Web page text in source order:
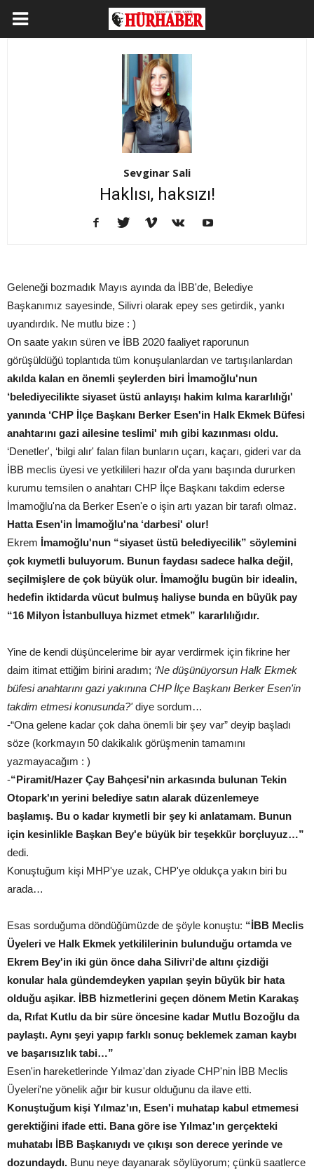
Sevginar Sali
Haklısı, haksızı!
Geleneği bozmadık Mayıs ayında da İBB'de, Belediye
Başkanımız sayesinde, Silivri olarak epey ses getirdik, yankı
uyandırdık. Ne mutlu bize : )
On saate yakın süren ve İBB 2020 faaliyet raporunun
görüşüldüğü toplantıda tüm konuşulanlardan ve tartışılanlardan
akılda kalan en önemli şeylerden biri İmamoğlu'nun
‘belediyecilikte siyaset üstü anlayışı hakim kılma kararlılığı'
yanında ‘CHP İlçe Başkanı Berker Esen'in Halk Ekmek Büfesi
anahtarını gazi ailesine teslimi' mıh gibi kazınması oldu.
‘Denetler', ‘bilgi alır' falan filan bunların uçarı, kaçarı, gideri var da
İBB meclis üyesi ve yetkilileri hazır ol'da yanı başında dururken
kurumu temsilen o anahtarı CHP İlçe Başkanı takdim ederse
İmamoğlu'na da Berker Esen'e o işin artı yazan bir tarafı olmaz.
Hatta Esen'in İmamoğlu'na ‘darbesi' olur!
Ekrem İmamoğlu'nun “siyaset üstü belediyecilik” söylemini
çok kıymetli buluyorum. Bunun faydası sadece halka değil,
seçilmişlere de çok büyük olur. İmamoğlu bugün bir idealin,
hedefin iktidarda vücut bulmuş haliyse bunda en büyük pay
“16 Milyon İstanbulluya hizmet etmek” kararlılığıdır.
Yine de kendi düşüncelerime bir ayar verdirmek için fikrine her
daim itimat ettiğim birini aradım; ‘Ne düşünüyorsun Halk Ekmek
büfesi anahtarını gazi yakınına CHP İlçe Başkanı Berker Esen'in
takdim etmesi konusunda?'diye sordum…
-“Ona gelene kadar çok daha önemli bir şey var” deyip başladı
söze (korkmayın 50 dakikalık görüşmenin tamamını
yazmayacağım : )
-“Piramit/Hazer Çay Bahçesi'nin arkasında bulunan Tekin
Otopark'ın yerini belediye satın alarak düzenlemeye
başlamış. Bu o kadar kıymetli bir şey ki anlatamam. Bunun
için kesinlikle Başkan Bey'e büyük bir teşekkür borçluyuz…”
dedi.
Konuştuğum kişi MHP'ye uzak, CHP'ye oldukça yakın biri bu
arada…
Esas sorduğuma döndüğümüzde de şöyle konuştu: “İBB Meclis
Üyeleri ve Halk Ekmek yetkililerinin bulunduğu ortamda ve
Ekrem Bey'in iki gün önce daha Silivri'de altını çizdiği
konular hala gündemdeyken yapılan şeyin büyük bir hata
olduğu aşikar. İBB hizmetlerini geçen dönem Metin Karakaş
da, Rıfat Kutlu da bir süre öncesine kadar Mutlu Bozoğlu da
paylaştı. Aynı şeyi yapıp farklı sonuç beklemek zaman kaybı
ve başarısızlık tabi…”
Esen'in hareketlerinde Yılmaz'dan ziyade CHP'nin İBB Meclis
Üyeleri'ne yönelik ağır bir kusur olduğunu da ilave etti.
Konuştuğum kişi Yılmaz'ın, Esen'i muhatap kabul etmemesi
gerektiğini ifade etti. Bana göre ise Yılmaz'ın gerçekteki
muhatabı İBB Başkanıydı ve çıkışı son derece yerinde ve
dozundaydı. Bunu neye dayanarak söylüyorum; çünkü saatlerce